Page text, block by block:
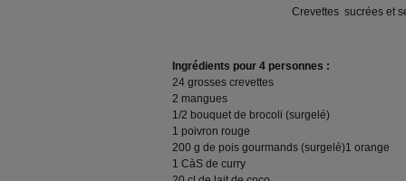
Crevettes sucrées et
Ingrédients pour 4 personnes :
24 grosses crevettes
2 mangues
1/2 bouquet de brocoli (surgelé)
1 poivron rouge
200 g de pois gourmands (surgelé)1 orange
1 CàS de curry